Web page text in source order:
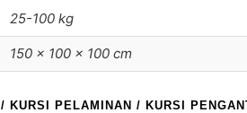
25-100 kg
150 × 100 × 100 cm
/KURSI PELAMINAN / KURSI